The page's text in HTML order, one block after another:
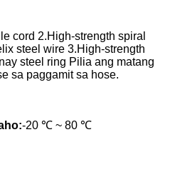
cord 2.High-strength spiral
steel wire 3.High-strength
steel ring Pilia ang matang
sa paggamit sa hose.
-20 ℃ ~ 80 ℃